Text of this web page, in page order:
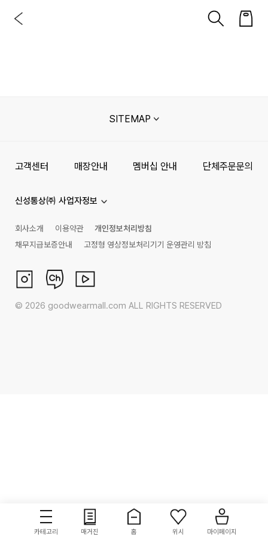
카테고리 매거진 홈 위시 마이페이지
SITEMAP
고객센터 매장안내 멤버십 안내 단체주문문의
신성통상㈜ 사업자정보
회사소개 이용약관
개인정보처리방침
채무지급보증안내
고정형 영상정보처리기기 운영관리 방침
© 2026 goodwearmall.com ALL RIGHTS RESERVED